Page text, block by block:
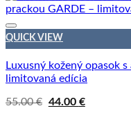
QUICK VIEW
Luxusný kožený opasok
limitovaná edícia
55.00€ Pôvodná
44.00 €Aktuálna